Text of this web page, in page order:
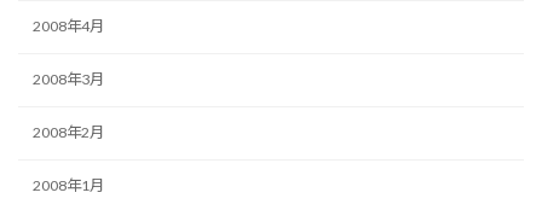
2008年4月
2008年3月
2008年2月
2008年1月